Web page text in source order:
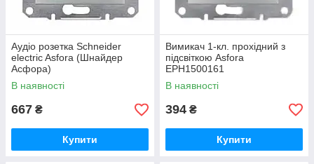
Аудіо розетка Schneider
electric Asfora (Шнайдер
Асфора)
В наявності
667 ₴
Купити
Вимикач 1-кл. прохідний з
підсвіткою Asfora
EPH1500161
В наявності
394 ₴
Купити